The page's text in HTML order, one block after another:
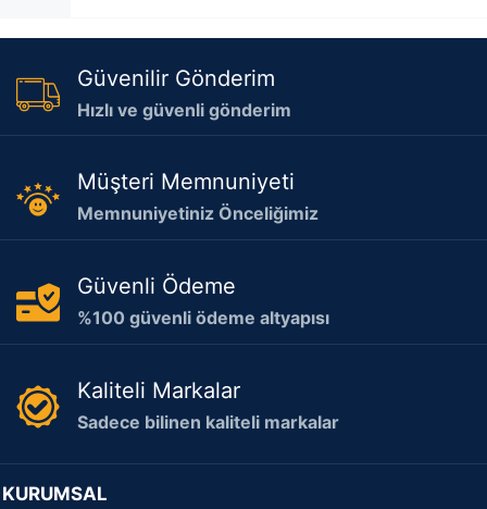
Güvenilir Gönderim
Hızlı ve güvenli gönderim
Müşteri Memnuniyeti
Memnuniyetiniz Önceliğimiz
Güvenli Ödeme
%100 güvenli ödeme altyapısı
Kaliteli Markalar
Sadece bilinen kaliteli markalar
KURUMSAL